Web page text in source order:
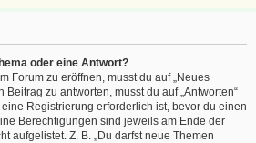
oder eine Antwort?
Forum zu eröffnen, musst du auf „Neues
Beitrag zu antworten, musst du auf „Antworten“
Registrierung erforderlich ist, bevor du einen
Berechtigungen sind jeweils am Ende der
aufgelistet. Z. B. „Du darfst neue Themen